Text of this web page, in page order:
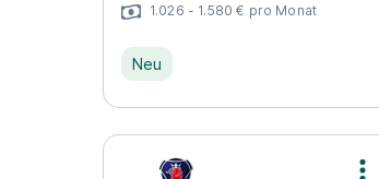
1.026 - 1.580 € pro Monat
Neu